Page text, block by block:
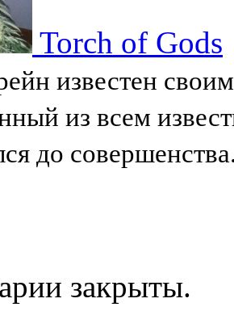
Torch of Gods
известен
из всем
до
закрыты.